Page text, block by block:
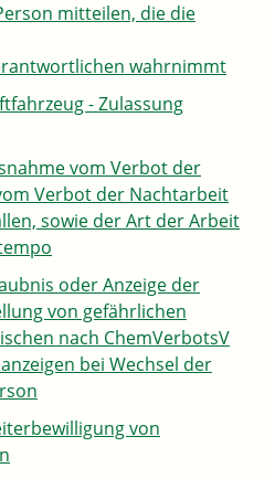
mitteilen, die die
wahrnimmt
- Zulassung
vom Verbot der
Verbot der Nachtarbeit
sowie der Art der Arbeit
oder Anzeige der
von gefährlichen
nach ChemVerbotsV
bei Wechsel der
von